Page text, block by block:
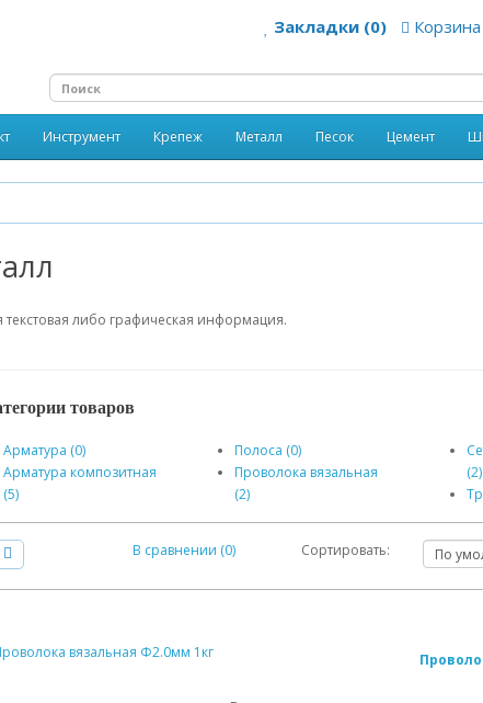
Закладки (0) Корзина
Инструмент Крепеж Металл Песок Цемент
либо графическая информация.
товаров
Арматура (0)
Арматура композитная
(5)
Полоса (0)
Проволока вязальная
(2)
(2)
В сравнении (0) Сортировать: